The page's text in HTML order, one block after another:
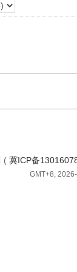
( 冀ICP备
GMT+8,